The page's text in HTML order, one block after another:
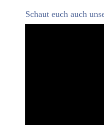
Schaut euch auch